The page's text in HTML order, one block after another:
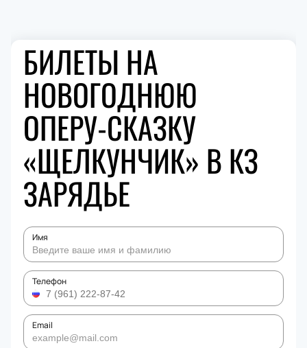
БИЛЕТЫ НА
НОВОГОДНЮЮ
ОПЕРУ-СКАЗКУ
«ЩЕЛКУНЧИК» В КЗ
ЗАРЯДЬЕ
Имя
Телефон
Email